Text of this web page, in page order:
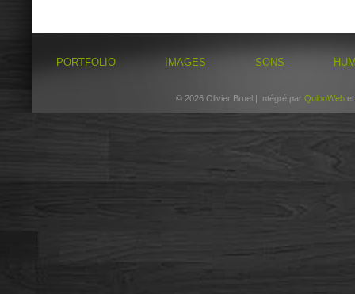
PORTFOLIO IMAGES SONS
© 2026 Olivier Bruel | Intégré par QuiboWeb